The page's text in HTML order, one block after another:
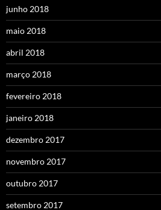
junho 2018
maio 2018
abril 2018
março 2018
fevereiro 2018
janeiro 2018
dezembro 2017
novembro 2017
outubro 2017
setembro 2017